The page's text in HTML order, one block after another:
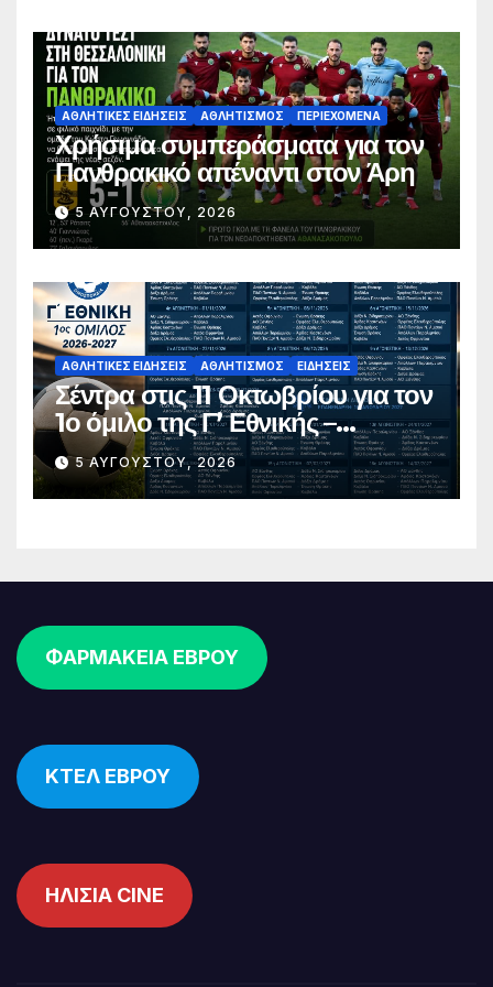
ΑΘΛΗΤΙΚΈΣ ΕΙΔΉΣΕΙΣ ΑΘΛΗΤΙΣΜΌΣ ΠΕΡΙΕΧΌΜΕΝΑ
Χρήσιμα συμπεράσματα για τον
Πανθρακικό απέναντι στον Άρη
5 ΑΥΓΟΎΣΤΟΥ, 2026
ΑΘΛΗΤΙΚΈΣ ΕΙΔΉΣΕΙΣ ΑΘΛΗΤΙΣΜΌΣ ΕΙΔΉΣΕΙΣ
Σέντρα στις 11 Οκτωβρίου για τον
1ο όμιλο της Γ’ Εθνικής –
Ανακοινώθηκε το πλήρες
πρόγραμμα
5 ΑΥΓΟΎΣΤΟΥ, 2026
ΦΑΡΜΑΚΕΙΑ ΕΒΡΟΥ
ΚΤΕΛ ΕΒΡΟΥ
ΗΛΙΣΙΑ CINE